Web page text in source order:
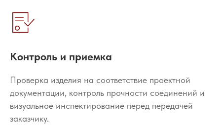
Контроль и приемка
Проверка изделия на соответствие проектной
документации, контроль прочности соединений и
визуальное инспектирование перед передачей
заказчику.